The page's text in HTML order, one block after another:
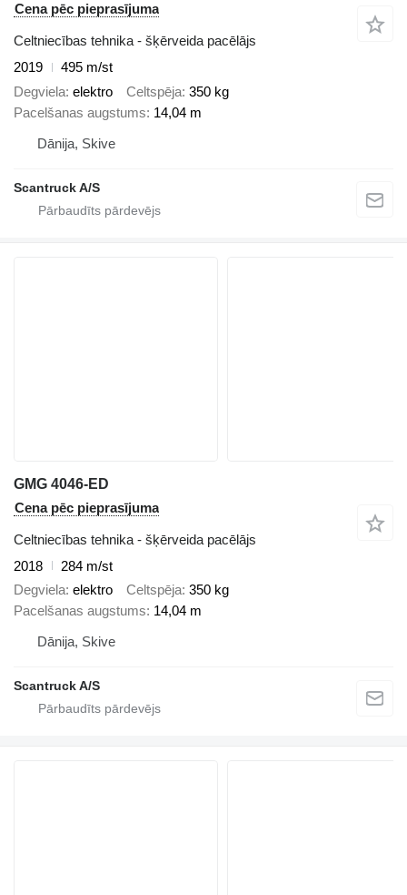
Cena pēc pieprasījuma
Celtniecības tehnika - šķērveida pacēlājs
2019
495 m/st
Degviela elektro Celtspēja 350 kg
Pacelšanas augstums 14,04 m
Dānija, Skive
Scantruck A/S
GMG 4046-ED
Cena pēc pieprasījuma
Celtniecības tehnika - šķērveida pacēlājs
2018
284 m/st
Degviela elektro Celtspēja 350 kg
Pacelšanas augstums 14,04 m
Dānija, Skive
Scantruck A/S